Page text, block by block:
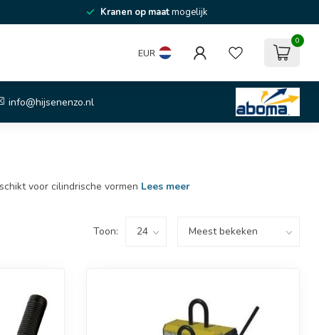
Kranen op maatmogelijk
EUR
0
info@hijsenenzo.nl
voor cilindrische vormen Lees meer
Toon: